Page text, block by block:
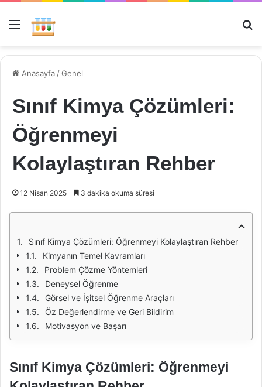
Menü
Anasayfa /Genel
Sınıf Kimya Çözümleri:
Öğrenmeyi
Kolaylaştıran Rehber
12 Nisan 2025 3 dakika okuma süresi
Sınıf Kimya Çözümleri: Öğrenmeyi Kolaylaştıran Rehber
Kimyanın Temel Kavramları
Problem Çözme Yöntemleri
Deneysel Öğrenme
Görsel ve İşitsel Öğrenme Araçları
Öz Değerlendirme ve Geri Bildirim
Motivasyon ve Başarı
Sınıf Kimya Çözümleri: Öğrenmeyi